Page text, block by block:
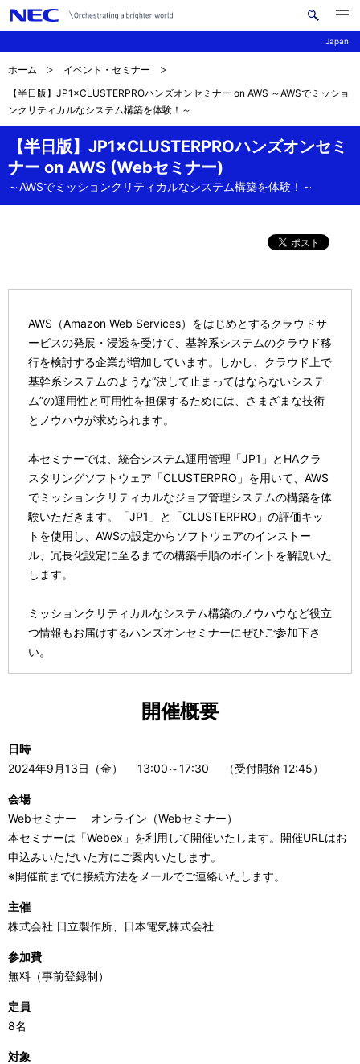
Japan
イ
検
メ
ニ
ュ
く
ナ
ビ
ゲ
シ
ョ
サ
イ
ト
内
の
ホーム
イベント・セミナー
【半日版】JP1×CLUSTERPROハンズオンセミナー on AWS ～AWSでミッショ
ンクリティカルなシステム構築を体験！～
【半日版】JP1×CLUSTERPROハンズオンセミ
ナー on AWS (Webセミナー)
～AWSでミッションクリティカルなシステム構築を体験！～
AWS（Amazon Web Services）をはじめとするクラウドサ
ービスの発展・浸透を受けて、基幹系システムのクラウド移
行を検討する企業が増加しています。しかし、クラウド上で
基幹系システムのような“決して止まってはならないシステ
ム”の運用性と可用性を担保するためには、さまざまな技術
とノウハウが求められます。
本セミナーでは、統合システム運用管理「JP1」とHAクラ
スタリングソフトウェア「CLUSTERPRO」を用いて、AWS
でミッションクリティカルなジョブ管理システムの構築を体
験いただきます。「JP1」と「CLUSTERPRO」の評価キッ
トを使用し、AWSの設定からソフトウェアのインストー
ル、冗長化設定に至るまでの構築手順のポイントを解説いた
します。
ミッションクリティカルなシステム構築のノウハウなど役立
つ情報もお届けするハンズオンセミナーにぜひご参加下さ
い。
開催概要
日時
2024年9月13日（金） 13:00～17:30 （受付開始 12:45）
会場
Webセミナー オンライン（Webセミナー）
本セミナーは「Webex」を利用して開催いたします。開催URLはお
申込みいただいた方にご案内いたします。
※開催前までに接続方法をメールでご連絡いたします。
主催
株式会社 日立製作所、日本電気株式会社
参加費
無料（事前登録制）
定員
8名
対象